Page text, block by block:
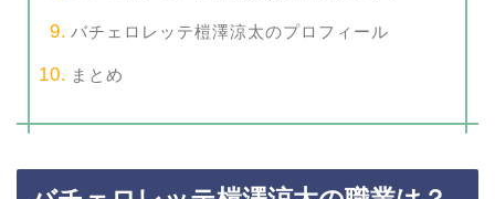
バチェロレッテ榿澤涼太のプロフィール
まとめ